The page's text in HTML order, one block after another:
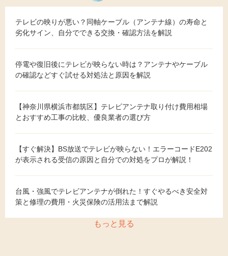
テレビの映りが悪い？同軸ケーブル（アンテナ線）の寿命と
劣化サイン、自分でできる交換・確認方法を解説
停電や復旧後にテレビが映らない時は？アンテナやケーブル
の確認などすぐ試せる対処法と原因を解説
【神奈川県横浜市都筑区】テレビアンテナ取り付け費用相場
とおすすめ工事の比較、優良業者の選び方
【すぐ解決】BS放送でテレビが映らない！エラーコードE202
が表示される受信の原因と自分での対処をプロが解説！
台風・強風でテレビアンテナが倒れた！すぐやるべき安全対
策と修理の費用・火災保険の活用法まで解説
もっと見る